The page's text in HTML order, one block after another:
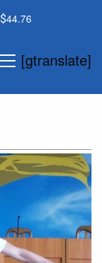
44.76
[gtranslate]